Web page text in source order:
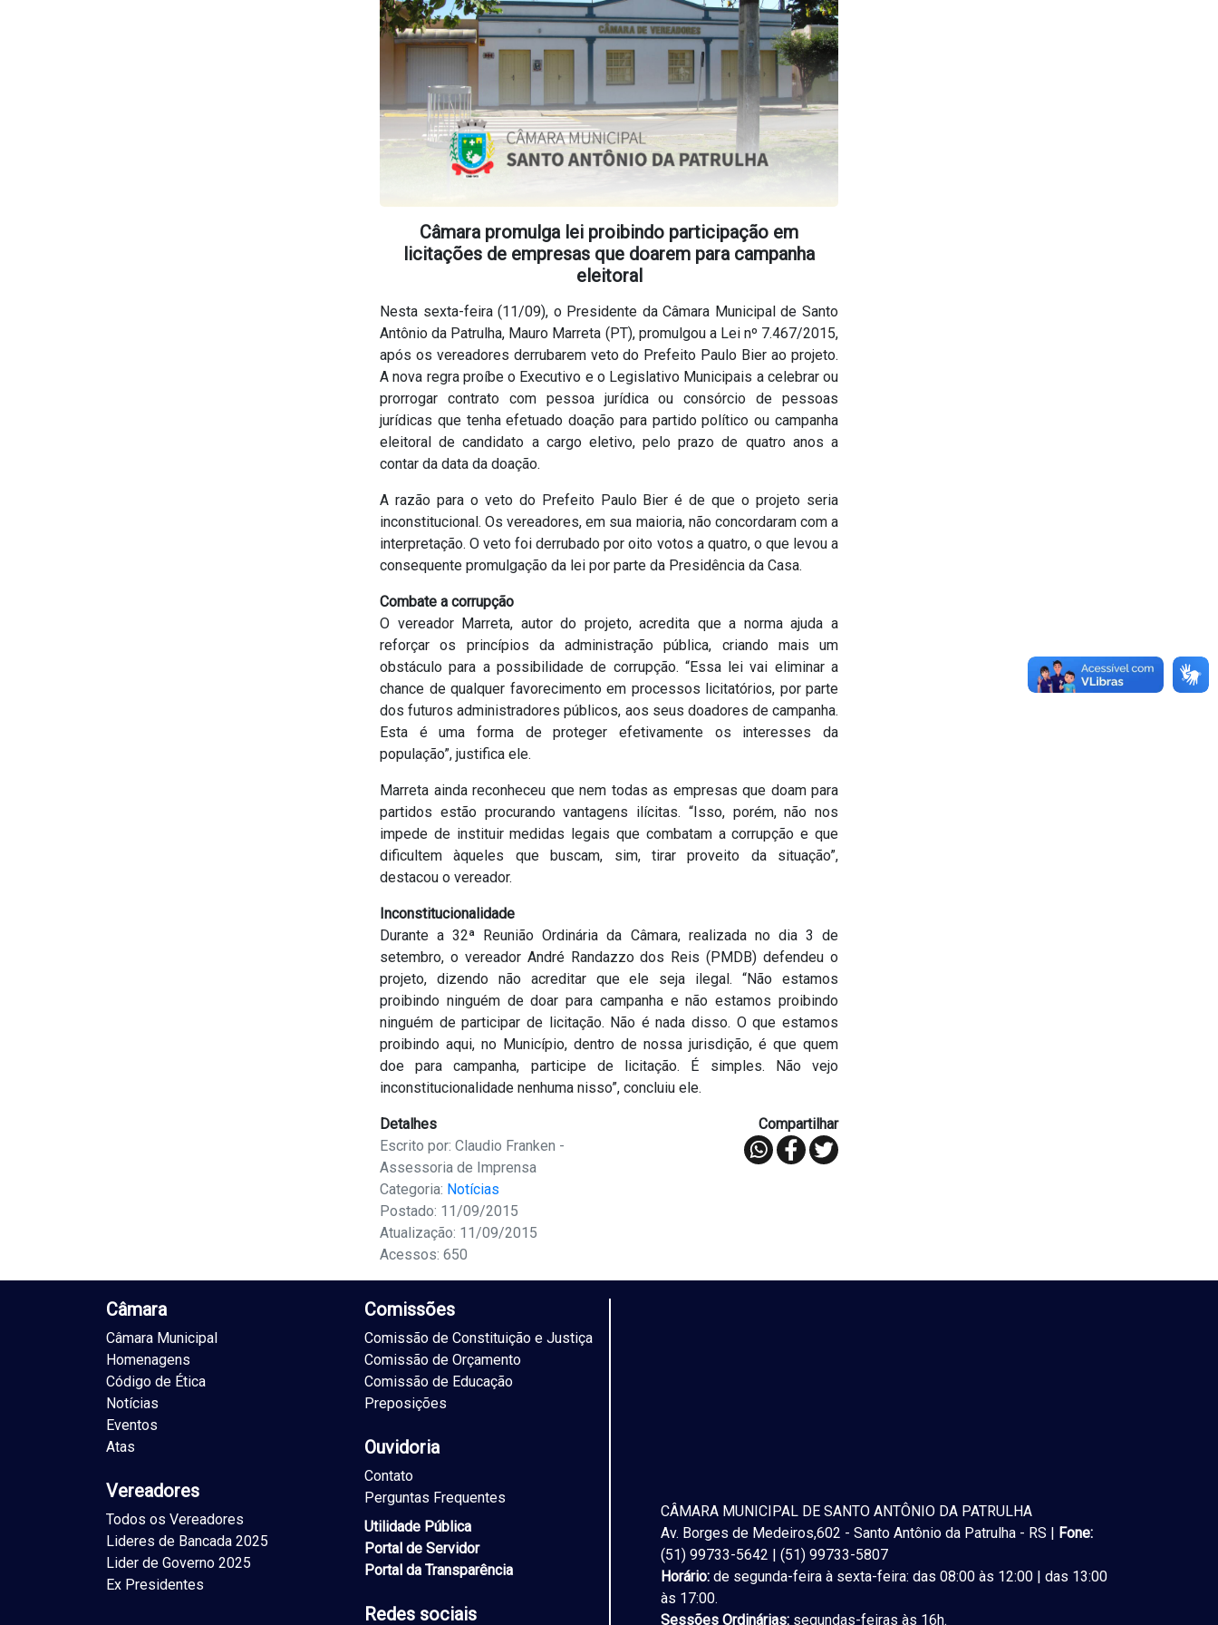
Câmara promulga lei proibindo participação em
licitações de empresas que doarem para campanha
eleitoral
Nesta sexta-feira (11/09), o Presidente da Câmara Municipal de Santo
Antônio da Patrulha, Mauro Marreta (PT), promulgou a Lei nº 7.467/2015,
após os vereadores derrubarem veto do Prefeito Paulo Bier ao projeto.
A nova regra proíbe o Executivo e o Legislativo Municipais a celebrar ou
prorrogar contrato com pessoa jurídica ou consórcio de pessoas
jurídicas que tenha efetuado doação para partido político ou campanha
eleitoral de candidato a cargo eletivo, pelo prazo de quatro anos a
contar da data da doação.
A razão para o veto do Prefeito Paulo Bier é de que o projeto seria
inconstitucional. Os vereadores, em sua maioria, não concordaram com a
interpretação. O veto foi derrubado por oito votos a quatro, o que levou a
consequente promulgação da lei por parte da Presidência da Casa.
Combate a corrupção
O vereador Marreta, autor do projeto, acredita que a norma ajuda a
reforçar os princípios da administração pública, criando mais um
obstáculo para a possibilidade de corrupção. “Essa lei vai eliminar a
chance de qualquer favorecimento em processos licitatórios, por parte
dos futuros administradores públicos, aos seus doadores de campanha.
Esta é uma forma de proteger efetivamente os interesses da
população”, justifica ele.
Marreta ainda reconheceu que nem todas as empresas que doam para
partidos estão procurando vantagens ilícitas. “Isso, porém, não nos
impede de instituir medidas legais que combatam a corrupção e que
dificultem àqueles que buscam, sim, tirar proveito da situação”,
destacou o vereador.
Inconstitucionalidade
Durante a 32ª Reunião Ordinária da Câmara, realizada no dia 3 de
setembro, o vereador André Randazzo dos Reis (PMDB) defendeu o
projeto, dizendo não acreditar que ele seja ilegal. “Não estamos
proibindo ninguém de doar para campanha e não estamos proibindo
ninguém de participar de licitação. Não é nada disso. O que estamos
proibindo aqui, no Município, dentro de nossa jurisdição, é que quem
doe para campanha, participe de licitação. É simples. Não vejo
inconstitucionalidade nenhuma nisso”, concluiu ele.
Detalhes
Escrito por: Claudio Franken -
Assessoria de Imprensa
Categoria: Notícias
Postado: 11/09/2015
Atualização: 11/09/2015
Acessos: 650
Compartilhar
Câmara
Câmara Municipal
Homenagens
Código de Ética
Notícias
Eventos
Atas
Vereadores
Todos os Vereadores
Lideres de Bancada 2025
Lider de Governo 2025
Ex Presidentes
Comissões
Comissão de Constituição e Justiça
Comissão de Orçamento
Comissão de Educação
Preposições
Ouvidoria
Contato
Perguntas Frequentes
Utilidade Pública
Portal de Servidor
Portal da Transparência
Redes sociais
CÂMARA MUNICIPAL DE SANTO ANTÔNIO DA PATRULHA
Av. Borges de Medeiros,602 - Santo Antônio da Patrulha - RS | Fone:
(51) 99733-5642 | (51) 99733-5807
Horário: de segunda-feira à sexta-feira: das 08:00 às 12:00 | das 13:00
às 17:00.
Sessões Ordinárias: segundas-feiras às 16h.